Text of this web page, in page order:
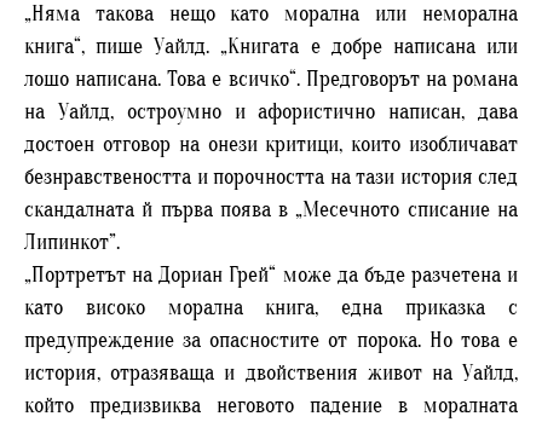
„Няма такова нещо като морална или неморална
книга“, пише Уайлд. „Книгата е добре написана или
лошо написана. Това е всичко“. Предговорът на романа
на Уайлд, остроумно и афористично написан, дава
достоен отговор на онези критици, които изобличават
безнравствеността и порочността на тази история след
скандалната й първа поява в „Месечното списание на
Липинкот”.
„Портретът на Дориан Грей“ може да бъде разчетена и
като високо морална книга, една приказка с
предупреждение за опасностите от порока. Но това е
история, отразяваща и двойствения живот на Уайлд,
който предизвиква неговото падение в моралната